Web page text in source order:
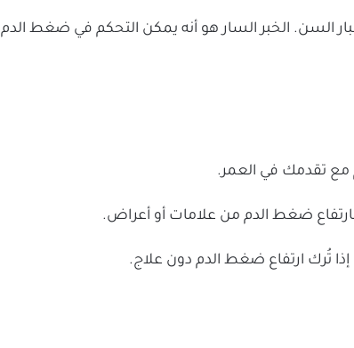
السن. الخبر السار هو أنه يمكن التحكم في ضغط الدم
مع تقدمك في العمر.
ضغط الدم من علامات أو أعراض.
تُرك ارتفاع ضغط الدم دون علاج.